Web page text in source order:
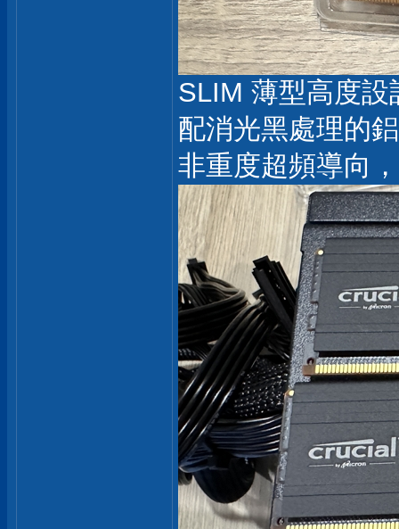
SLIM 薄型高度
配消光黑處理的
非重度超頻導向